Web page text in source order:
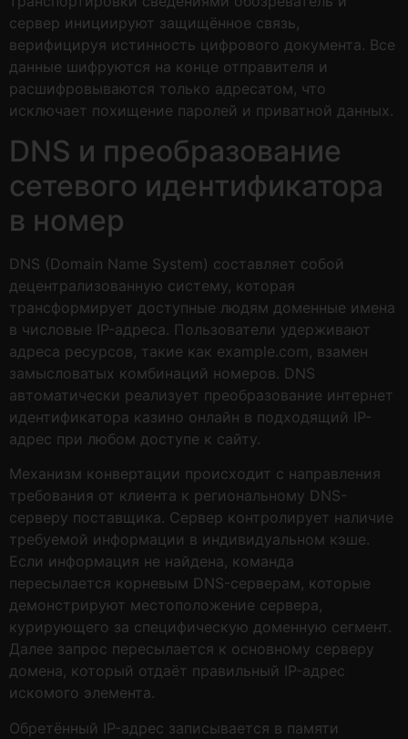
сервер инициируют защищённое связь,
верифицируя истинность цифрового документа. Все
данные шифруются на конце отправителя и
расшифровываются только адресатом, что
исключает похищение паролей и приватной данных.
DNS и преобразование
сетевого идентификатора
в номер
DNS (Domain Name System) составляет собой
децентрализованную систему, которая
трансформирует доступные людям доменные имена
в числовые IP-адреса. Пользователи удерживают
адреса ресурсов, такие как example.com, взамен
замысловатых комбинаций номеров. DNS
автоматически реализует преобразование интернет
идентификатора казино онлайн в подходящий IP-
адрес при любом доступе к сайту.
Механизм конвертации происходит с направления
требования от клиента к региональному DNS-
серверу поставщика. Сервер контролирует наличие
требуемой информации в индивидуальном кэше.
Если информация не найдена, команда
пересылается корневым DNS-серверам, которые
демонстрируют местоположение сервера,
курирующего за специфическую доменную сегмент.
Далее запрос пересылается к основному серверу
домена, который отдаёт правильный IP-адрес
искомого элемента.
Обретённый IP-адрес записывается в памяти